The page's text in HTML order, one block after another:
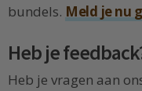
bundels. Meld je nu
Heb je
Heb je vragen aan